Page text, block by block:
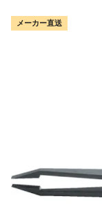
メーカー直送